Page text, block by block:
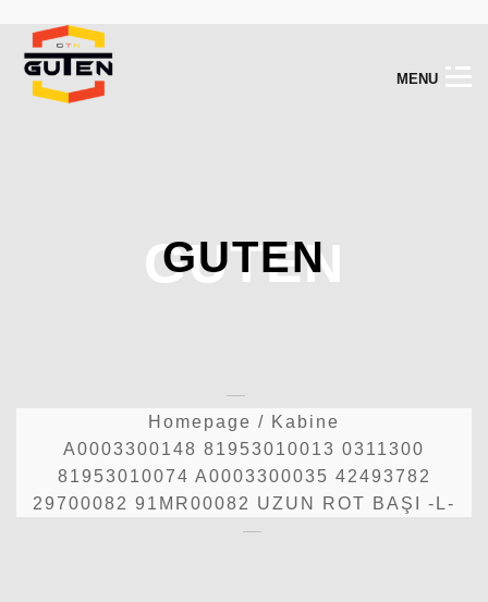
M ENU
GUTEN
GUTEN
Homepage / Kabine
A0003300148 81953010013 0311300
81953010074 A0003300035 42493782
29700082 91MR00082 UZUN ROT BAŞI -L-